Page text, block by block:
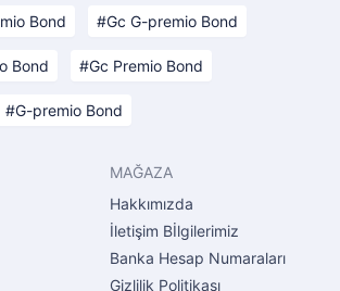
Bond Gc G-premio Bond
Bond Gc Premio Bond
G-premio Bond
MAĞAZA
Hakkımızda
İletişim Bİlgilerimiz
Banka Hesap Numaraları
Gizlilik Politikası